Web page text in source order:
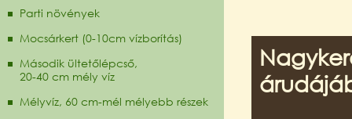
Parti növények
Mocsárkert (0-10cm vízborítás)
Második ültetőlépcső,
20-40 cm mély víz
Mélyvíz, 60 cm-mél mélyebb részek